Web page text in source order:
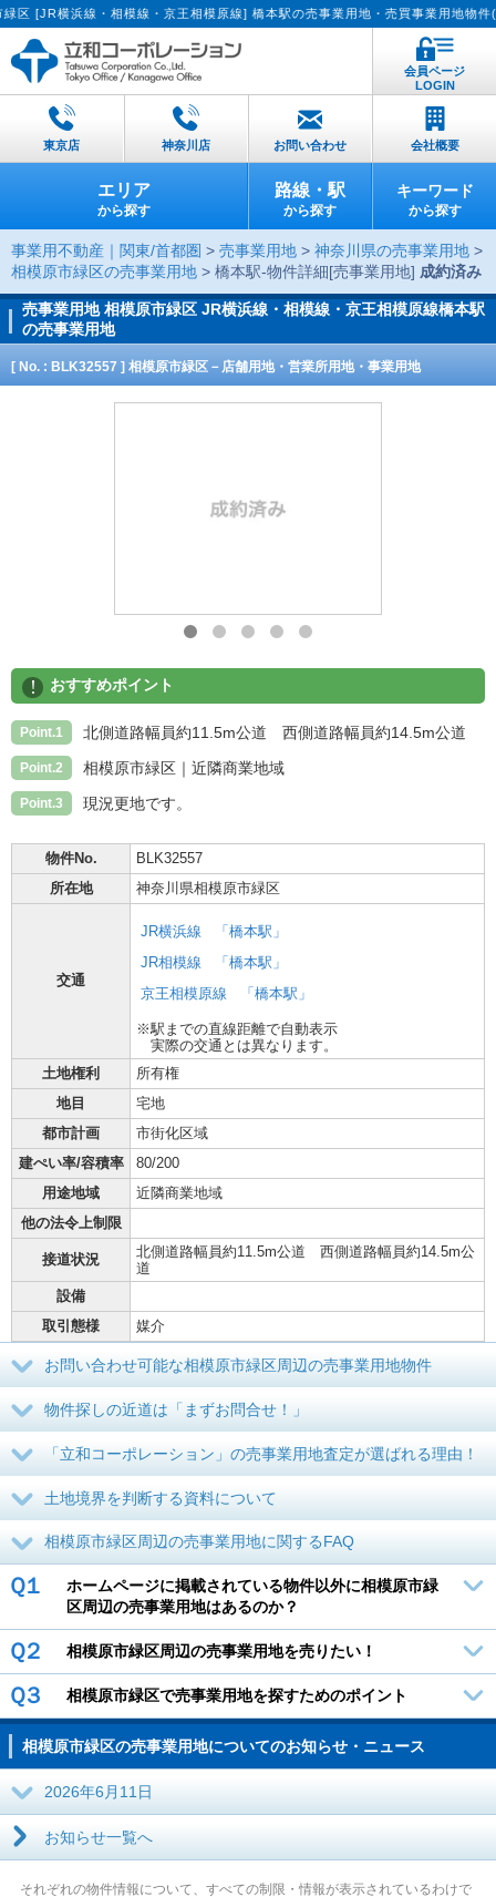
横浜線・相模線・京王相模原線] 橋本駅の売事業用地・売買事業用地物件
会員ページ
LOGIN
東京店 神奈川店 お問い合わせ 会社概要
エリア
から探す
路線・駅
から探す
キーワード
から探す
事業用不動産｜関東/首都圏 > 売事業用地 > 神奈川県の売事業用地 >
相模原市緑区の売事業用地 > 橋本駅-物件詳細[売事業用地] 成約済み
売事業用地相模原市緑区 JR横浜線・相模線・京王相模原線橋本駅
の売事業用地
[ No. : BLK32557 ] 相模原市緑区－店舗用地・営業所用地・事業用地
! おすすめポイント
Point.1 北側道路幅員約11.5m公道 西側道路幅員約14.5m公道
Point.2 相模原市緑区｜近隣商業地域
Point.3 現況更地です。
物件No.
BLK32557
所在地
神奈川県相模原市緑区
交通
JR横浜線
「橋本駅」
JR相模線
「橋本駅」
京王相模原線
「橋本駅」
※駅までの直線距離で自動表示
実際の交通とは異なります。
土地権利
所有権
地目
宅地
都市計画
市街化区域
建ぺい率/容積率
80/200
用途地域
近隣商業地域
他の法令上制限
接道状況
北側道路幅員約11.5m公道 西側道路幅員約14.5m公
道
設備
取引態様
媒介
お問い合わせ可能な相模原市緑区周辺の売事業用地物件
物件探しの近道は「まずお問合せ！」
「立和コーポレーション」の売事業用地査定が選ばれる理由！
土地境界を判断する資料について
相模原市緑区周辺の売事業用地に関するFAQ
Ｑ１
ホームページに掲載されている物件以外に相模原市緑
区周辺の売事業用地はあるのか？
Ｑ２ 相模原市緑区周辺の売事業用地を売りたい！
Ｑ３ 相模原市緑区で売事業用地を探すためのポイント
相模原市緑区の売事業用地についてのお知らせ・ニュース
2026年6月11日
お知らせ一覧へ
それぞれの物件情報について、すべての制限・情報が表示されているわけで